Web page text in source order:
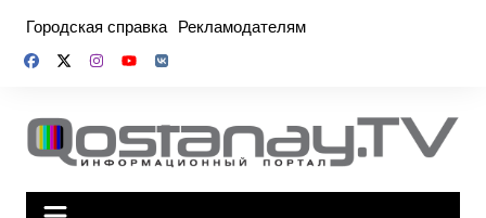
содержимому
Городская справка Рекламодателям